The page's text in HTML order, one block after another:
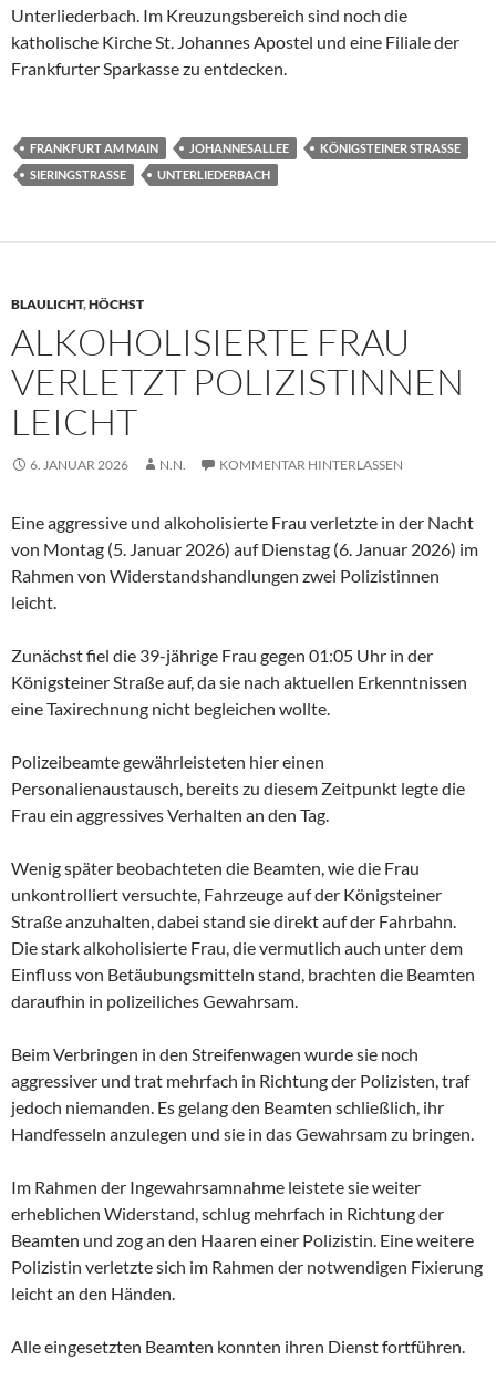
Unterliederbach. Im Kreuzungsbereich sind noch die
katholische Kirche St. Johannes Apostel und eine Filiale der
Frankfurter Sparkasse zu entdecken.
FRANKFURT AM MAIN JOHANNESALLEE
KÖNIGSTEINER STRASSE
SIERINGSTRASSE
UNTERLIEDERBACH
BLAULICHT,HÖCHST
ALKOHOLISIERTE FRAU
VERLETZT POLIZISTINNEN
LEICHT
6. JANUAR 2026 N.N. KOMMENTAR HINTERLASSEN
Eine aggressive und alkoholisierte Frau verletzte in der Nacht
von Montag (5. Januar 2026) auf Dienstag (6. Januar 2026) im
Rahmen von Widerstandshandlungen zwei Polizistinnen
leicht.
Zunächst fiel die 39-jährige Frau gegen 01:05 Uhr in der
Königsteiner Straße auf, da sie nach aktuellen Erkenntnissen
eine Taxirechnung nicht begleichen wollte.
Polizeibeamte gewährleisteten hier einen
Personalienaustausch, bereits zu diesem Zeitpunkt legte die
Frau ein aggressives Verhalten an den Tag.
Wenig später beobachteten die Beamten, wie die Frau
unkontrolliert versuchte, Fahrzeuge auf der Königsteiner
Straße anzuhalten, dabei stand sie direkt auf der Fahrbahn.
Die stark alkoholisierte Frau, die vermutlich auch unter dem
Einfluss von Betäubungsmitteln stand, brachten die Beamten
daraufhin in polizeiliches Gewahrsam.
Beim Verbringen in den Streifenwagen wurde sie noch
aggressiver und trat mehrfach in Richtung der Polizisten, traf
jedoch niemanden. Es gelang den Beamten schließlich, ihr
Handfesseln anzulegen und sie in das Gewahrsam zu bringen.
Im Rahmen der Ingewahrsamnahme leistete sie weiter
erheblichen Widerstand, schlug mehrfach in Richtung der
Beamten und zog an den Haaren einer Polizistin. Eine weitere
Polizistin verletzte sich im Rahmen der notwendigen Fixierung
leicht an den Händen.
Alle eingesetzten Beamten konnten ihren Dienst fortführen.